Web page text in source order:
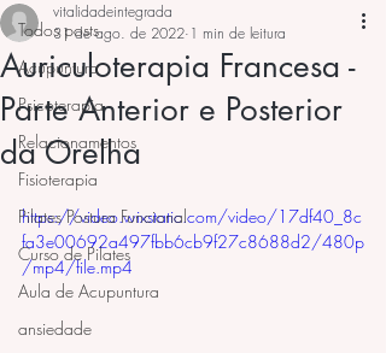
Todos posts
Acupuntura
Psicoterapia
Relacionamentos
Fisioterapia
Pilates Postura Funcional
Curso de Pilates
Aula de Acupuntura
ansiedade
Auriculoterapia Francesa -
Parte Anterior e Posterior
da Orelha
vitalidadeintegrada
31 de ago. de 2022 1 min de leitura
https://video.wixstatic.com/video/17df40_8c
fa3e00692a497fbb6cb9f27c8688d2/480p
/mp4/file.mp4